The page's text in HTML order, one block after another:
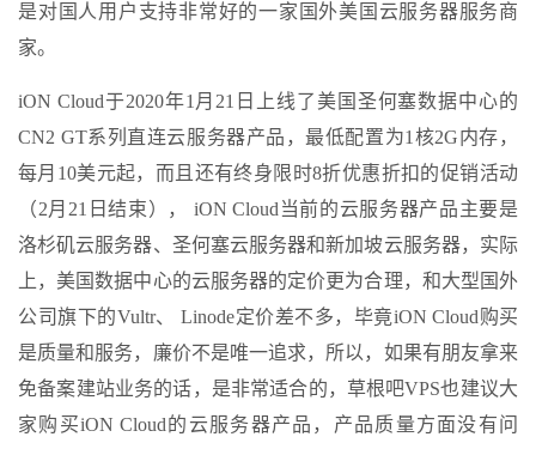
是对国人用户支持非常好的一家国外美国云服务器服务商
家。
iON Cloud于2020年1月21日上线了美国圣何塞数据中心的
CN2 GT系列直连云服务器产品，最低配置为1核2G内存，
每月10美元起，而且还有终身限时8折优惠折扣的促销活动
（2月21日结束）， iON Cloud当前的云服务器产品主要是
洛杉矶云服务器、圣何塞云服务器和新加坡云服务器，实际
上，美国数据中心的云服务器的定价更为合理，和大型国外
公司旗下的Vultr、 Linode定价差不多，毕竟iON Cloud购买
是质量和服务，廉价不是唯一追求，所以，如果有朋友拿来
免备案建站业务的话，是非常适合的，草根吧VPS也建议大
家购买iON Cloud的云服务器产品，产品质量方面没有问